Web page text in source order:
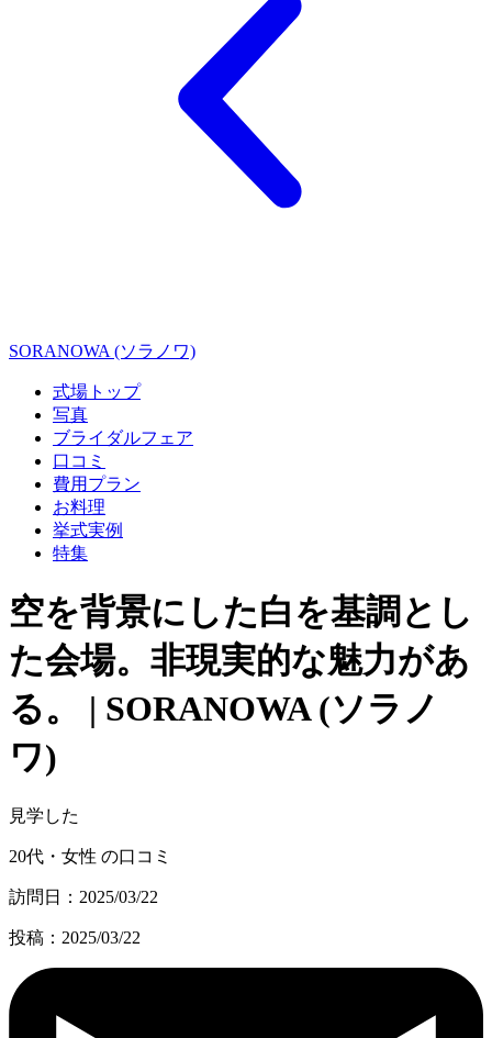
SORANOWA (ソラノワ)
式場トップ
写真
ブライダルフェア
口コミ
費用プラン
お料理
挙式実例
特集
空を背景にした白を基調とし
た会場。非現実的な魅力があ
る。 | SORANOWA (ソラノ
ワ)
見学した
20代・女性 の口コミ
訪問日：2025/03/22
投稿：2025/03/22